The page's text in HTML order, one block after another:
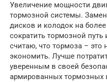
Увеличение мощности
тормозной системы.
дисков и колодок на
сократить тормозной
считаю, что тормоза – это
экономить. Лучше
уверенным в своей
армированных тормозных